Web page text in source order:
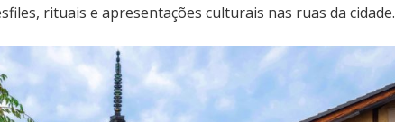
rituais e apresentações culturais nas ruas da cidade.